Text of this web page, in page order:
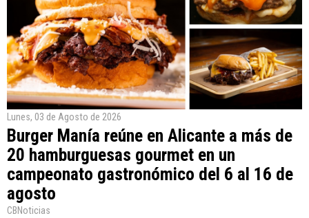
Lunes, 03 de Agosto de 2026
Burger Manía reúne en Alicante a más de
20 hamburguesas gourmet en un
campeonato gastronómico del 6 al 16 de
agosto
CBNoticias